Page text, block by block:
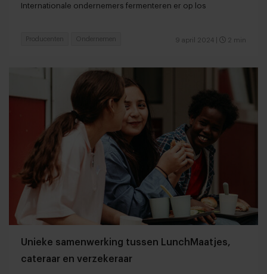
Internationale ondernemers fermenteren er op los
9 april 2024 2 min
Producenten Ondernemen
Unieke samenwerking tussen LunchMaatjes,
cateraar en verzekeraar